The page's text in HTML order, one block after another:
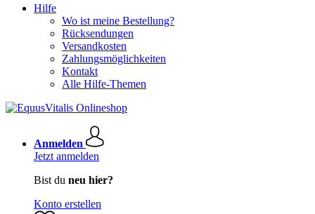
Hilfe
Wo ist meine Bestellung?
Rücksendungen
Versandkosten
Zahlungsmöglichkeiten
Kontakt
Alle Hilfe-Themen
Anmelden
Jetzt anmelden
Bist du neu hier?
Konto erstellen